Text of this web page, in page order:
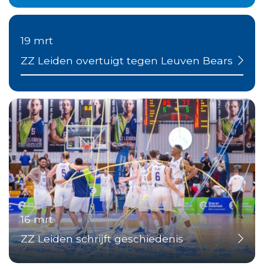
19 mrt
ZZ Leiden overtuigt tegen Leuven Bears
16 mrt
ZZ Leiden schrijft geschiedenis